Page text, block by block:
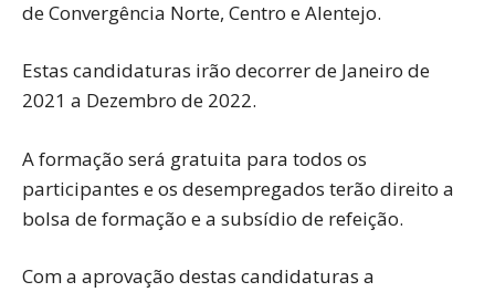
de Convergência Norte, Centro e Alentejo.
Estas candidaturas irão decorrer de Janeiro de
2021 a Dezembro de 2022.
A formação será gratuita para todos os
participantes e os desempregados terão direito a
bolsa de formação e a subsídio de refeição.
Com a aprovação destas candidaturas a